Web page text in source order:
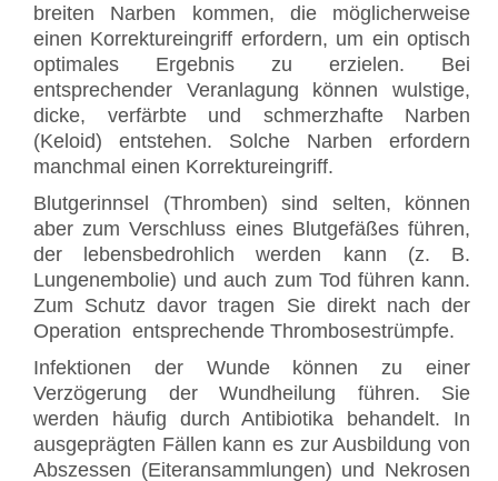
breiten Narben kommen, die möglicherweise
einen Korrektureingriff erfordern, um ein optisch
optimales Ergebnis zu erzielen. Bei
entsprechender Veranlagung können wulstige,
dicke, verfärbte und schmerzhafte Narben
(Keloid) entstehen. Solche Narben erfordern
manchmal einen Korrektureingriff.
Blutgerinnsel (Thromben) sind selten, können
aber zum Verschluss eines Blutgefäßes führen,
der lebensbedrohlich werden kann (z. B.
Lungenembolie) und auch zum Tod führen kann.
Zum Schutz davor tragen Sie direkt nach der
Operation entsprechende Thrombosestrümpfe.
Infektionen der Wunde können zu einer
Verzögerung der Wundheilung führen. Sie
werden häufig durch Antibiotika behandelt. In
ausgeprägten Fällen kann es zur Ausbildung von
Abszessen (Eiteransammlungen) und Nekrosen